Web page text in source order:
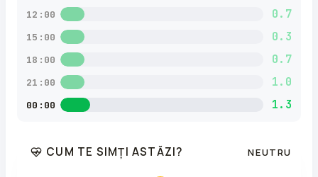
12:00 0.7
15:00 0.3
18:00 0.7
21:00 1.0
00:00 1.3
CUM TE SIMȚI ASTĂZI? NEUTRU